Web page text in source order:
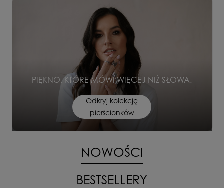
PIĘKNO, KTÓRE MÓWI WIĘCEJ NIŻ SŁOWA.
Odkryj kolekcję
pierścionków
NOWOŚCI
BESTSELLERY